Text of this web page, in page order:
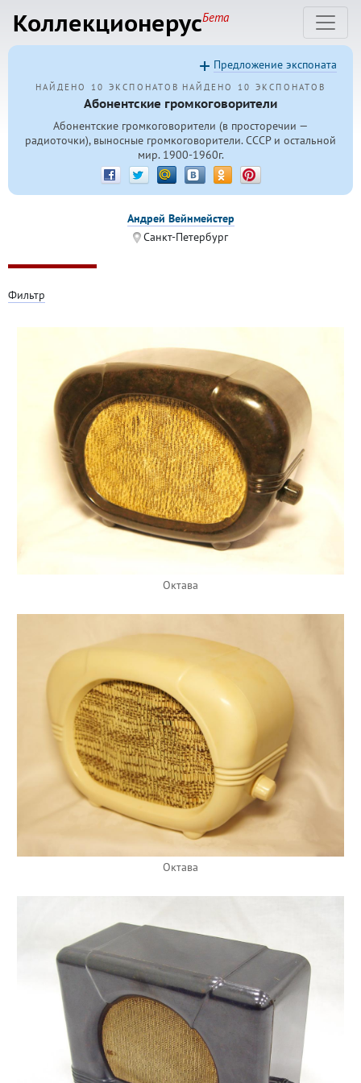
КоллекционерусБета
НАЙДЕНО 10 ЭКСПОНАТОВ НАЙДЕНО 10 ЭКСПОНАТОВ
Абонентские громкоговорители
Абонентские громкоговорители (в просторечии —
радиоточки), выносные громкоговорители. СССР и остальной
мир. 1900-1960г.
Предложение экспоната
Андрей Вейнмейстер
Санкт-Петербург
Октава
Октава
Фильтр